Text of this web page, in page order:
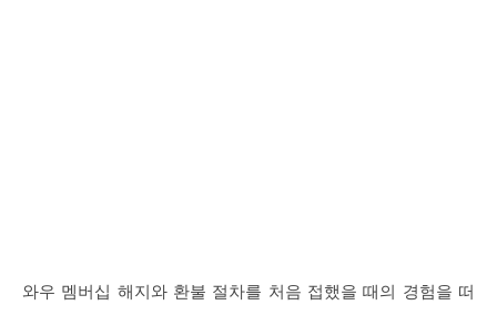
와우 멤버십 해지와 환불 절차를 처음 접했을 때의 경험을 떠